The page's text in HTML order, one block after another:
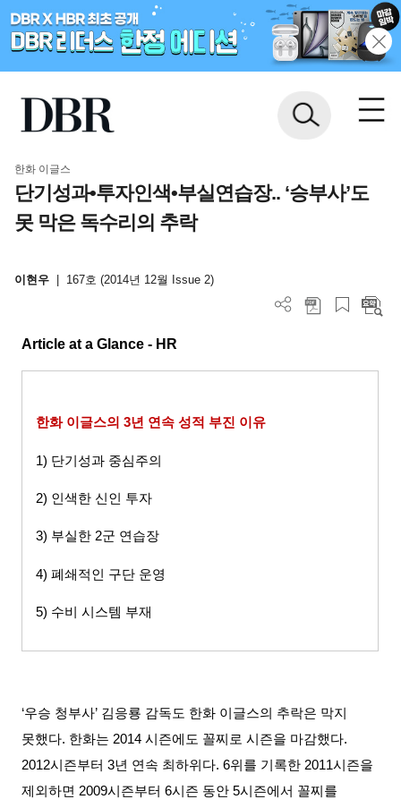
한화 이글스
단기성과•투자인색•부실연습장.. ‘승부사’도
못 막은 독수리의 추락
이현우 167호 (2014년 12월 Issue 2)
Article at a Glance - HR
한화 이글스의 3년 연속 성적 부진 이유
1) 단기성과 중심주의
2) 인색한 신인 투자
3) 부실한 2군 연습장
4)폐쇄적인 구단 운영
5) 수비 시스템 부재
‘우승 청부사’ 김응룡 감독도 한화 이글스의 추락은 막지
못했다. 한화는 2014시즌에도 꼴찌로 시즌을 마감했다.
2012시즌부터 3년 연속 최하위다. 6위를 기록한 2011시즌을
제외하면 2009시즌부터 6시즌 동안 5시즌에서 꼴찌를